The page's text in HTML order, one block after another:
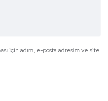
için adım, e-posta adresim ve site